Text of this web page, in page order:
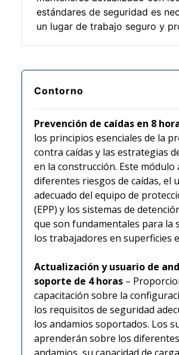
estándares de seguridad es
un lugar de trabajo seguro y
Contorno
Prevención de caídas en 8
los principios esenciales de la
contra caídas y las estrategias
en la construcción. Este módulo
diferentes riesgos de caídas, el
adecuado del equipo de
(EPP) y los sistemas de
que son fundamentales para la
los trabajadores en superficies
Actualización y usuario de
soporte de 4 horas–
capacitación sobre la
los requisitos de seguridad
los andamios soportados. Los
aprenderán sobre los